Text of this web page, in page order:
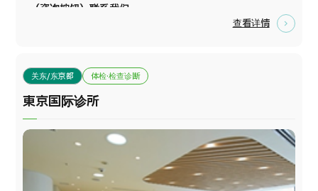
（咨询按钮）联系我们。
查看详情
关东/东京都 体检·检查诊断
東京国际诊所